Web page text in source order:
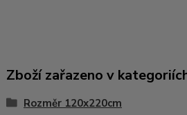
Zboží zařazeno v
Rozměr 120x220cm